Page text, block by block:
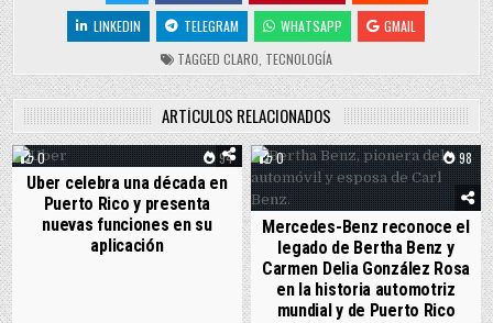
LINKEDIN
TELEGRAM WHATSAPP
GMAIL
TAGGED CLARO TECNOLOGÍA
ARTÍCULOS RELACIONADOS
0 94
Uber celebra una década en
Puerto Rico y presenta
nuevas funciones en su
aplicación
0 98
Mercedes-Benz reconoce el
legado de Bertha Benz y
Carmen Delia González Rosa
en la historia automotriz
mundial y de Puerto Rico